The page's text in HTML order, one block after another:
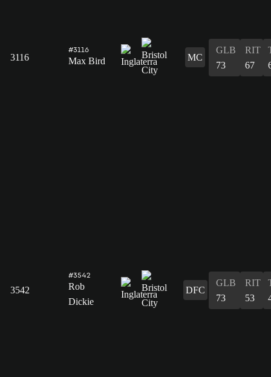
3116
#3116
Max Bird MC
GLB
73
RIT
67
3542
#3542
Rob
Dickie
DFC
GLB
73
RIT
53